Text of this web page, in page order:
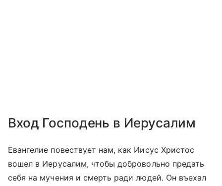
Вход Господень в Иерусалим
Евангелие повествует нам, как Иисус Христос
вошел в Иерусалим, чтобы добровольно предать
себя на мучения и смерть ради людей. Он въехал